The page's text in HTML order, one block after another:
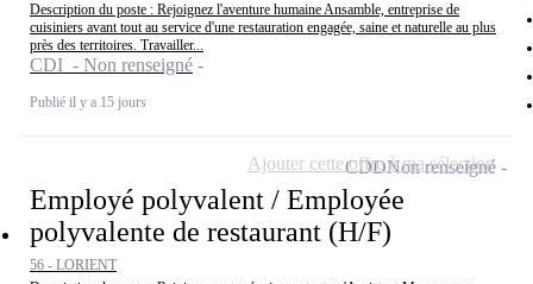
Description du poste : Rejoignez l'aventure humaine Ansamble, entreprise de
cuisiniers avant tout au service d'une restauration engagée, saine et naturelle au plus
près des territoires. Travailler...
CDI - Non renseigné
Publié il y a 15 jours
Employé polyvalent / Employée
polyvalente de restaurant (H/F)
56 - LORIENT
CDDNon renseigné
Ajouter cette offre à ma sélection